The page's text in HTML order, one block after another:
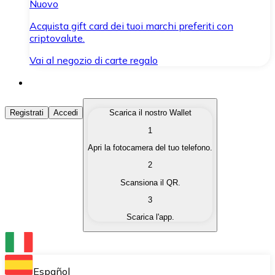
Nuovo
Acquista gift card dei tuoi marchi preferiti con
criptovalute.
Vai al negozio di carte regalo
Acquista Criptovalute
Acquista le criptovalute che ti interessano in modo
Converti le tue criptovalute in valuta fiat quando ne
Scambia una criptovaluta con un'altra
Conserva le tue cripto in un Wallet self-custodial.
Registrati Accedi
Scarica il nostro Wallet
1
Apri la fotocamera del tuo telefono.
2
Scansiona il QR.
3
Scarica l'app.
Español